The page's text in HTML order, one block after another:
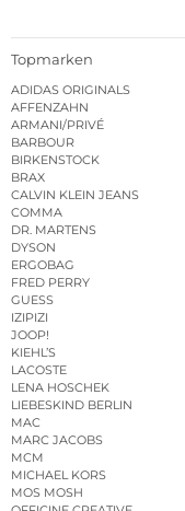
Topmarken
ADIDAS ORIGINALS
AFFENZAHN
ARMANI/PRIVÉ
BARBOUR
BIRKENSTOCK
BRAX
CALVIN KLEIN JEANS
COMMA
DR. MARTENS
DYSON
ERGOBAG
FRED PERRY
GUESS
IZIPIZI
JOOP!
KIEHL’S
LACOSTE
LENA HOSCHEK
LIEBESKIND BERLIN
MAC
MARC JACOBS
MCM
MICHAEL KORS
MOS MOSH